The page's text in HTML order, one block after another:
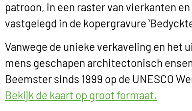
patroon, in een raster van vierkanten
vastgelegd in de kopergravure
Vanwege de unieke verkaveling en het
mens geschapen architectonisch
Beemster sinds 1999 op de UNESCO
Bekijk de kaart op groot formaat.